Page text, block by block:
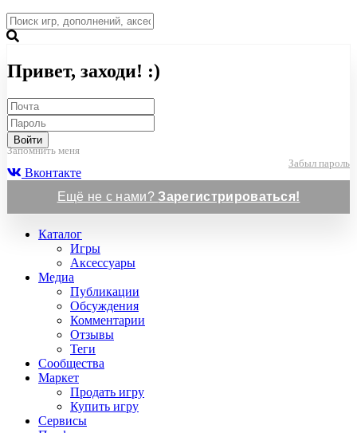
Привет, заходи! :)
Войти
Запомнить меня
Забыл пароль
Вконтакте
Ещё не с нами?Зарегистрироваться!
Каталог
Игры
Аксессуары
Медиа
Публикации
Обсуждения
Комментарии
Отзывы
Теги
Сообщества
Маркет
Продать игру
Купить игру
Сервисы